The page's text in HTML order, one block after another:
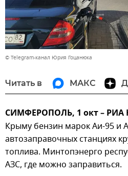
© Telegram-канал Юрия Гоцанюка
Читать в МАКС
СИМФЕРОПОЛЬ, 1 окт – РИА
Крыму бензин марок Аи-95 и
автозаправочных станциях
топлива. Минтопэнерго
АЗС, где можно заправиться.